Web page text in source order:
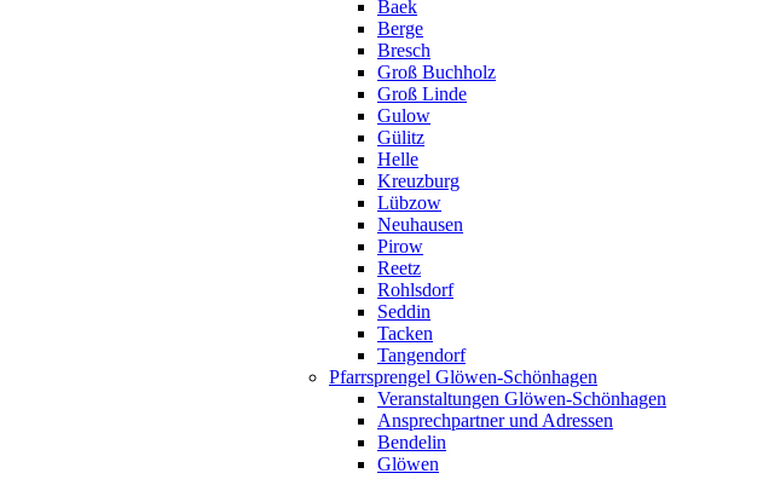
Baek
Berge
Bresch
Groß Buchholz
Groß Linde
Gulow
Gülitz
Helle
Kreuzburg
Lübzow
Neuhausen
Pirow
Reetz
Rohlsdorf
Seddin
Tacken
Tangendorf
Pfarrsprengel Glöwen-Schönhagen
Veranstaltungen Glöwen-Schönhagen
Ansprechpartner und Adressen
Bendelin
Glöwen